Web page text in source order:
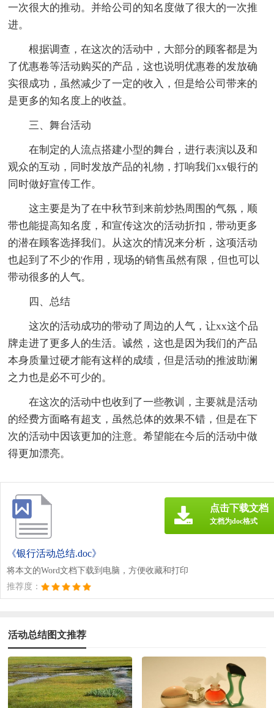
一次很大的推动。并给公司的知名度做了很大的一次推
进。
根据调查，在这次的活动中，大部分的顾客都是为
了优惠卷等活动购买的产品，这也说明优惠卷的发放确
实很成功，虽然减少了一定的收入，但是给公司带来的
是更多的知名度上的收益。
三、舞台活动
在制定的人流点搭建小型的舞台，进行表演以及和
观众的互动，同时发放产品的礼物，打响我们xx银行的
同时做好宣传工作。
这主要是为了在中秋节到来前炒热周围的气氛，顺
带也能提高知名度，和宣传这次的活动折扣，带动更多
的潜在顾客选择我们。从这次的情况来分析，这项活动
也起到了不少的'作用，现场的销售虽然有限，但也可以
带动很多的人气。
四、总结
这次的活动成功的带动了周边的人气，让xx这个品
牌走进了更多人的生活。诚然，这也是因为我们的产品
本身质量过硬才能有这样的成绩，但是活动的推波助澜
之力也是必不可少的。
在这次的活动中也收到了一些教训，主要就是活动
的经费方面略有超支，虽然总体的效果不错，但是在下
次的活动中因该更加的注意。希望能在今后的活动中做
得更加漂亮。
《银行活动总结.doc》
将本文的Word文档下载到电脑，方便收藏和打印
推荐度：
点击下载文档
文档为doc格式
活动总结图文推荐